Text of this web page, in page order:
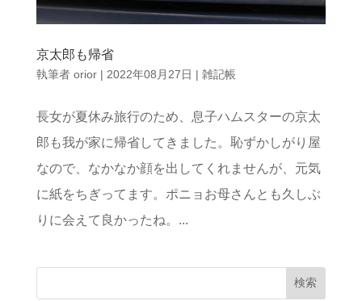
京太郎も帰省
執筆者 orior| 2022年08月27日 | 雑記帳
長女が夏休み旅行のため、息子ハムスターの京太
郎も我が家に帰省してきました。恥ずかしがり屋
なので、なかなか顔を出してくれませんが、元気
に紙をちぎってます。ポニョお母さんとも久しぶ
りに会えて良かったね。...
検索